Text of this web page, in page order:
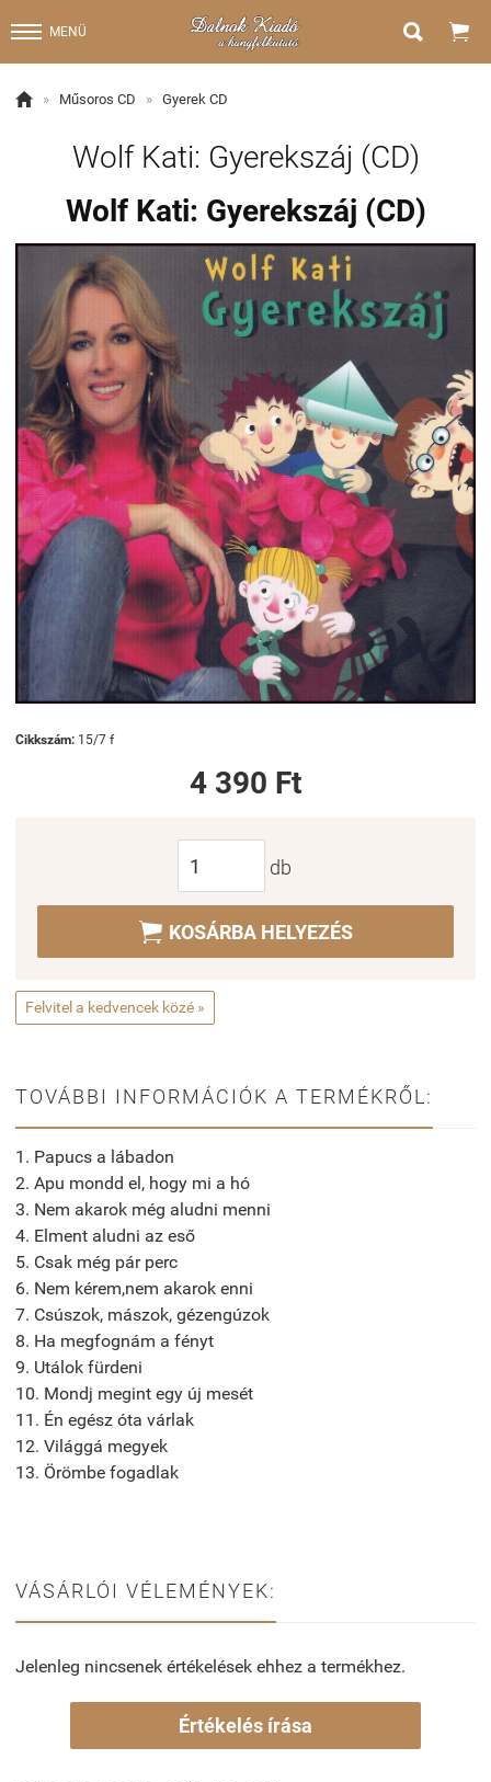
MENÜ  
 » Műsoros CD » Gyerek CD
Wolf Kati: Gyerekszáj (CD)
Wolf Kati: Gyerekszáj (CD)
Cikkszám: 15/7 f
4 390 Ft
db
 KOSÁRBA HELYEZÉS
Felvitel a kedvencek közé »
TOVÁBBI INFORMÁCIÓK A TERMÉKRŐL:
1. Papucs a lábadon
2. Apu mondd el, hogy mi a hó
3. Nem akarok még aludni menni
4. Elment aludni az eső
5. Csak még pár perc
6. Nem kérem,nem akarok enni
7. Csúszok, mászok, gézengúzok
8. Ha megfognám a fényt
9. Utálok fürdeni
10. Mondj megint egy új mesét
11. Én egész óta várlak
12. Világgá megyek
13. Örömbe fogadlak
VÁSÁRLÓI VÉLEMÉNYEK:
Jelenleg nincsenek értékelések ehhez a termékhez.
Értékelés írása